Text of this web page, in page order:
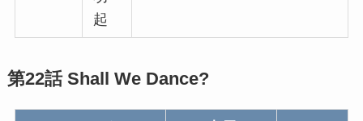
起
第22話 Shall We Dance?